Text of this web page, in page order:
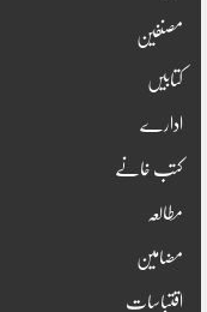
اوّل
مصنفین
کتابیں
ادارے
کتب خانے
مطالعہ
مضامین
اقتباسات